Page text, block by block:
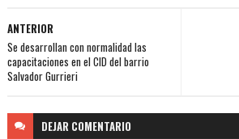
ANTERIOR
Se desarrollan con normalidad las
capacitaciones en el CID del barrio
Salvador Gurrieri
DEJAR COMENTARIO